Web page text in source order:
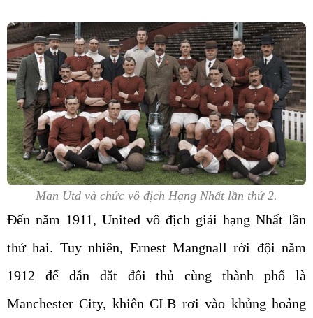
Man Utd và chức vô địch Hạng Nhất lần thứ 2.
Đến năm 1911, United vô địch giải hạng Nhất lần
thứ hai. Tuy nhiên, Ernest Mangnall rời đội năm
1912 để dẫn dắt đối thủ cùng thành phố là
Manchester City, khiến CLB rơi vào khủng hoảng